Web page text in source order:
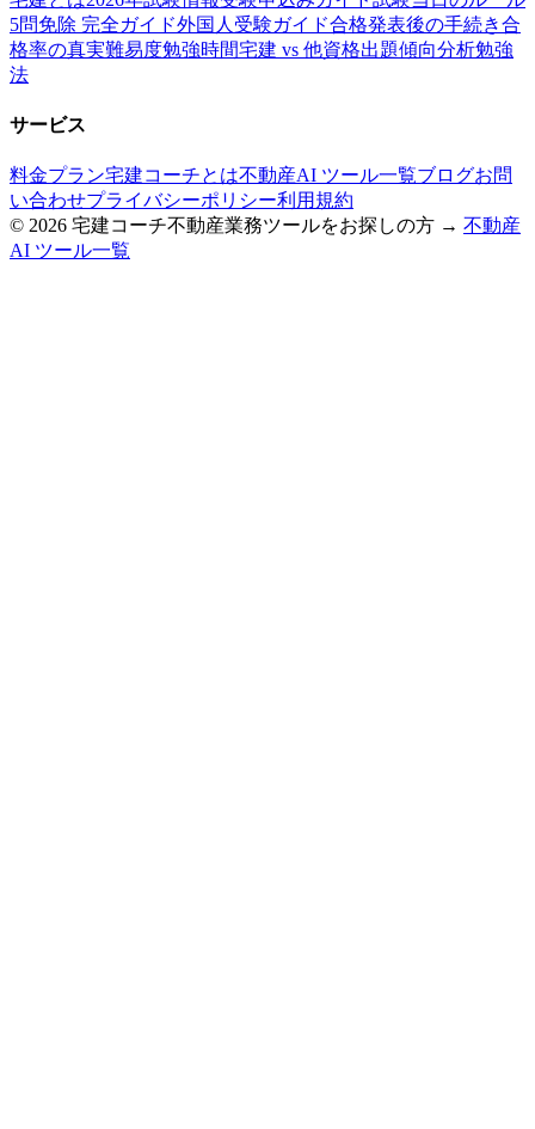
5問免除 完全ガイド外国人受験ガイド合格発表後の手続き合
格率の真実難易度勉強時間宅建 vs 他資格出題傾向分析勉強
法
サービス
料金プラン宅建コーチとは不動産AI ツール一覧ブログお問
い合わせプライバシーポリシー利用規約
© 2026 宅建コーチ不動産業務ツールをお探しの方 → 不動産
AI ツール一覧